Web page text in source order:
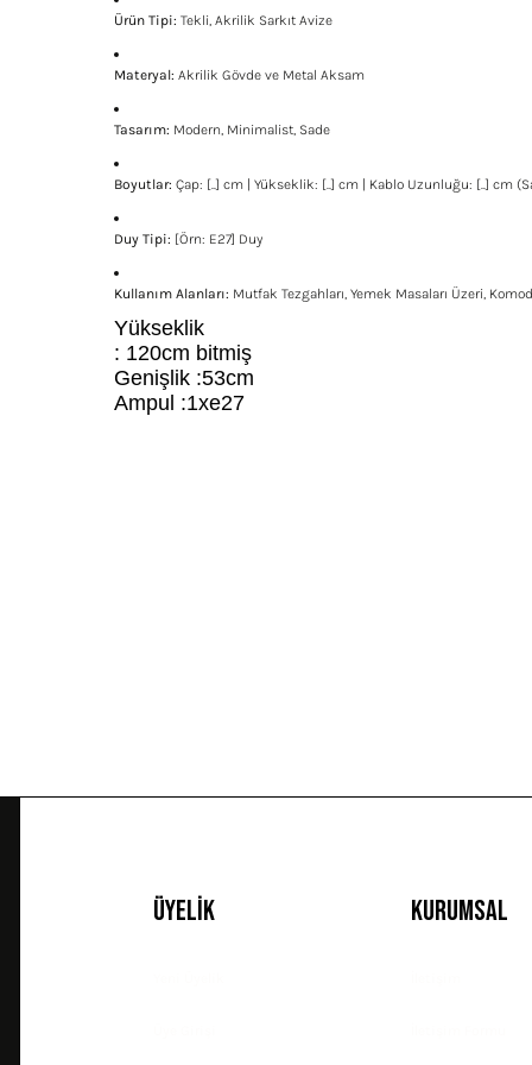
Ürün Tipi: Tekli, Akrilik Sarkıt Avize
Materyal: Akrilik Gövde ve Metal Aksam
Tasarım: Modern, Minimalist, Sade
Boyutlar: Çap: [..] cm | Yükseklik: [..] cm | Kablo Uzunluğu: [..] cm
Duy Tipi: [Örn: E27] Duy
Kullanım Alanları: Mutfak Tezgahları, Yemek Masaları Üzeri,
Yükseklik
: 120cm bitmiş
Genişlik :53cm
Ampul :1xe27
Üyelik Kurumsal